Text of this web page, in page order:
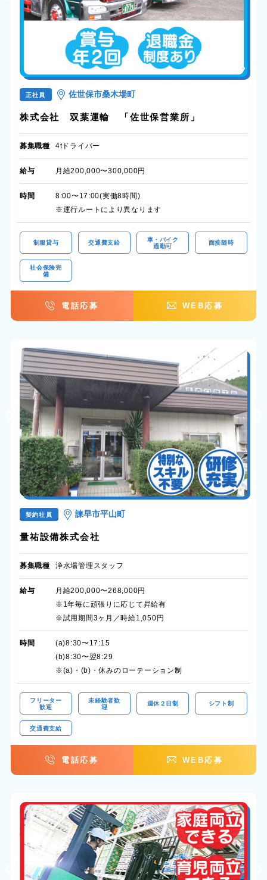
正社員 佐世保市桑木場町
株式会社 双葉運輸 「佐世保営業所」
募集職種 4tドライバー
給与 月給200,000〜300,000円
時間
8:00〜17:00(実働8時間)
※運行ルートにより異なります
制服貸与 交通費支給
車・バイク
通勤可
面接随時
社会保険完
備
電話応募 WEB応募
契約社員 諫早市平山町
量祐設備株式会社
募集職種 浄水場管理スタッフ
給与
月給200,000〜268,000円
※1年毎に頑張りに応じて昇給有
※試用期間3ヶ月／時給1,050円
時間
(a)8:30〜17:15
(b)8:30〜翌8:29
※(a)・(b)・休みのローテーション制
フリーター
歓迎
未経験者歓
迎
週休２日制 シフト制
交通費支給
電話応募 WEB応募